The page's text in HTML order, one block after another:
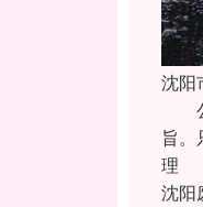
沈阳
公
旨
理
沈阳